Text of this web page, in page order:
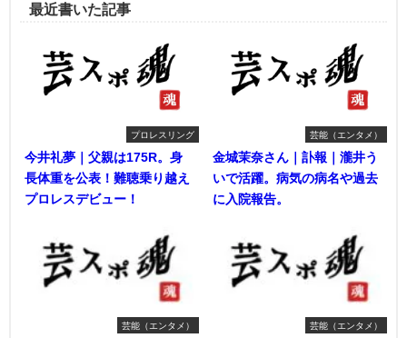
最近書いた記事
プロレスリング
今井礼夢｜父親は175R。身
長体重を公表！難聴乗り越え
プロレスデビュー！
芸能（エンタメ）
金城茉奈さん｜訃報｜瀧井う
いで活躍。病気の病名や過去
に入院報告。
芸能（エンタメ） 芸能（エンタメ）